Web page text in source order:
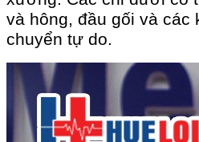
và hông, đầu gối và các
chuyển tự do.